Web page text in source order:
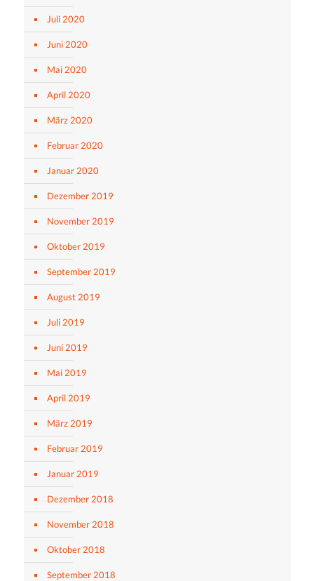
Juli 2020
Juni 2020
Mai 2020
April 2020
März 2020
Februar 2020
Januar 2020
Dezember 2019
November 2019
Oktober 2019
September 2019
August 2019
Juli 2019
Juni 2019
Mai 2019
April 2019
März 2019
Februar 2019
Januar 2019
Dezember 2018
November 2018
Oktober 2018
September 2018